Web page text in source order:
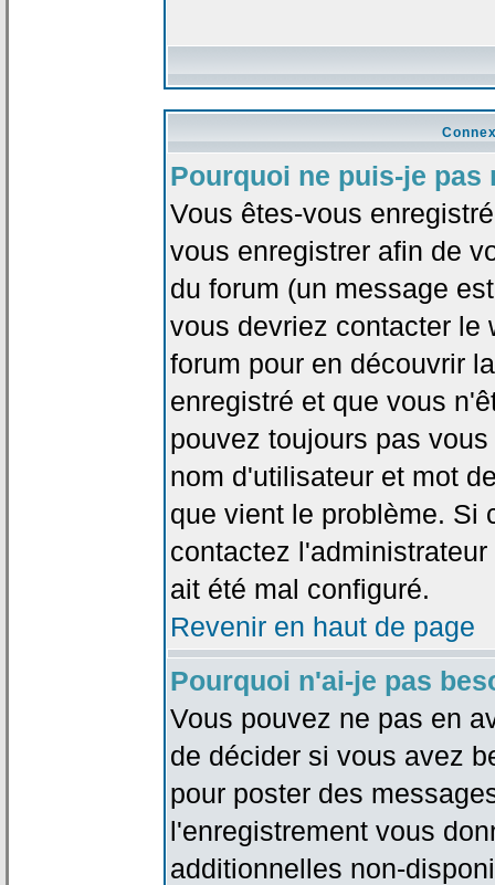
Pourquoi ne puis-je pas
Vous êtes-vous
vous enregistrer afin de
du forum (un message
vous devriez contacter le
forum pour en découvrir
enregistré et que vous
pouvez toujours pas
nom d'utilisateur et mot
que vient le problème. Si
contactez
ait été mal configuré.
Revenir en haut de page
Pourquoi n'ai-je pas
Vous pouvez ne pas en
de décider si vous avez
pour poster des
l'enregistrement vous
additionnelles non-